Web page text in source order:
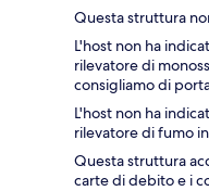
Questa struttura
L'host non ha
rilevatore di
consigliamo di
L'host non ha
rilevatore di fumo
Questa struttura
carte di debito e i